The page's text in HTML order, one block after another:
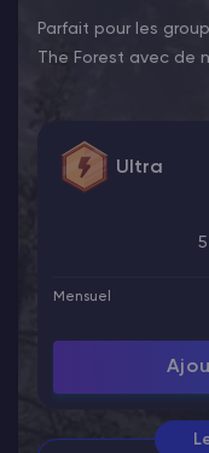
Parfait pour les
The Forest avec de
Ultra
Mensuel